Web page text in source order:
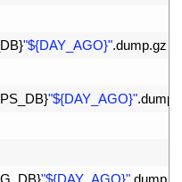
}"${DAY_AGO}".dump.gz
}"${DAY_AGO}".dump
}"${DAY_AGO}" dump